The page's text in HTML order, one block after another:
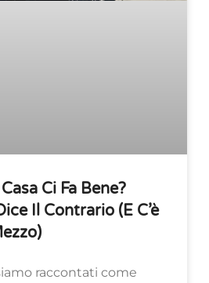
Ci Fa Bene?
Il Contrario (e C’è
raccontati come